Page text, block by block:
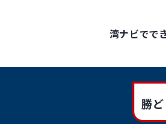
湾ナビでで
勝